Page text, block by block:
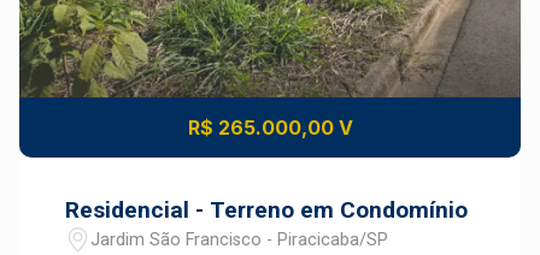
R$ 265.000,00 V
Residencial - Terreno em Condomínio
Jardim São Francisco - Piracicaba/SP